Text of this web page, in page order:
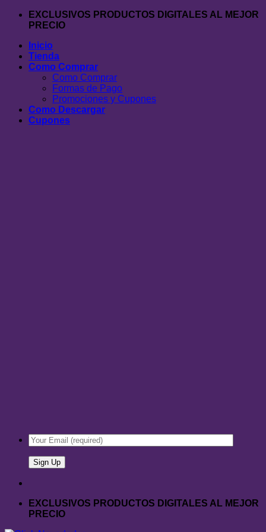
Saltar
EXCLUSIVOS PRODUCTOS DIGITALES AL MEJOR
PRECIO
Inicio
Tienda
Como Comprar
Como Comprar
Formas de Pago
Promociones y Cupones
Como Descargar
Cupones
EXCLUSIVOS PRODUCTOS DIGITALES AL MEJOR
PRECIO